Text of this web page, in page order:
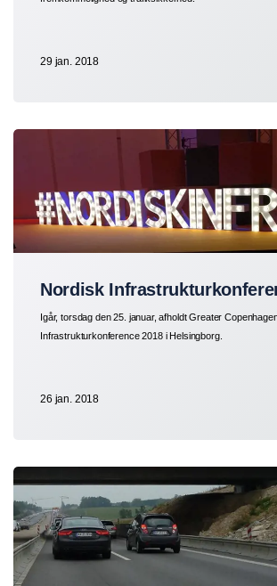
29 jan. 2018
Nordisk
Igår, torsdag den 25. januar, afholdt Greater
Infrastrukturkonference 2018 i Helsingborg.
26 jan. 2018